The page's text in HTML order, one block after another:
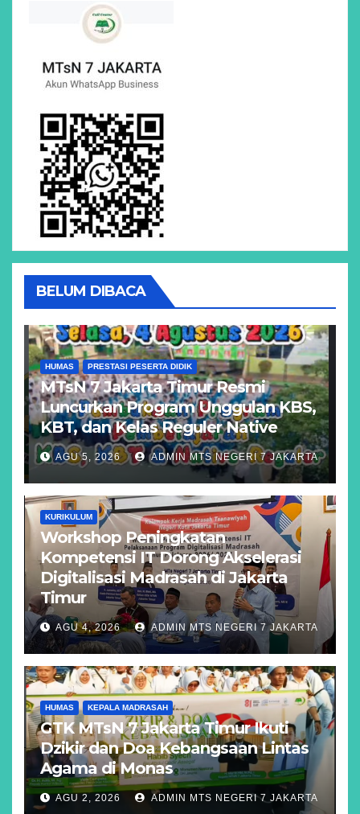
BELUM DIBACA
HUMAS PRESTASI PESERTA DIDIK
MTsN 7 Jakarta Timur Resmi
Luncurkan Program Unggulan KBS,
KBT, dan Kelas Reguler Native
AGU 5, 2026 ADMIN MTS NEGERI 7 JAKARTA
KURIKULUM
Workshop Peningkatan
Kompetensi IT Dorong Akselerasi
Digitalisasi Madrasah di Jakarta
Timur
AGU 4, 2026 ADMIN MTS NEGERI 7 JAKARTA
HUMAS KEPALA MADRASAH
GTK MTsN 7 Jakarta Timur Ikuti
Dzikir dan Doa Kebangsaan Lintas
Agama di Monas
AGU 2, 2026 ADMIN MTS NEGERI 7 JAKARTA